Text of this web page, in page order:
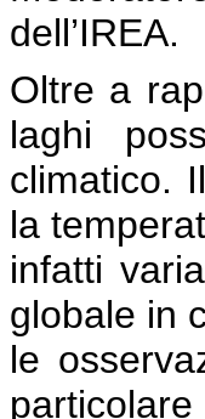
dell’IREA.
Oltre a
laghi
climatico.
la
infatti
globale in
le